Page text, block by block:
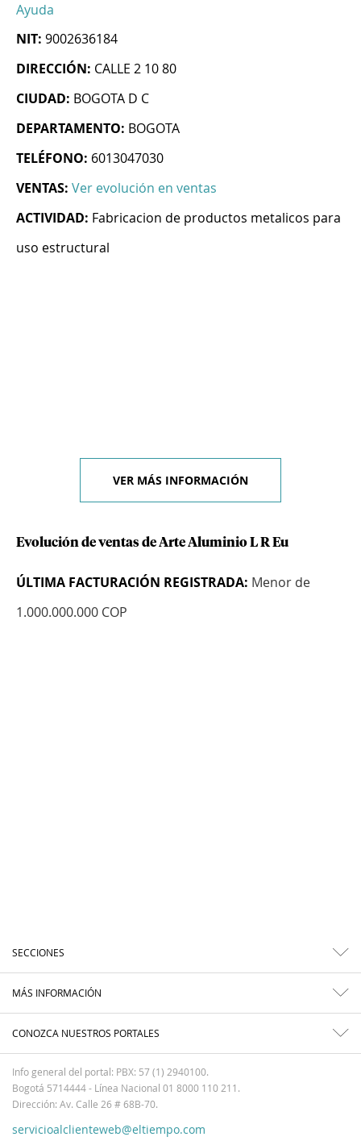
Ayuda
NIT: 9002636184
DIRECCIÓN: CALLE 2 10 80
CIUDAD: BOGOTA D C
DEPARTAMENTO: BOGOTA
TELÉFONO: 6013047030
VENTAS: Ver evolución en ventas
ACTIVIDAD: Fabricacion de productos metalicos para
uso estructural
VER MÁS INFORMACIÓN
Evolución de ventas de Arte Aluminio L R Eu
ÚLTIMA FACTURACIÓN REGISTRADA: Menor de
1.000.000.000 COP
SECCIONES
MÁS INFORMACIÓN
CONOZCA NUESTROS PORTALES
Info general del portal: PBX: 57 (1) 2940100.
Bogotá 5714444 - Línea Nacional 01 8000 110 211.
Dirección: Av. Calle 26 # 68B-70.
servicioalclienteweb@eltiempo.com